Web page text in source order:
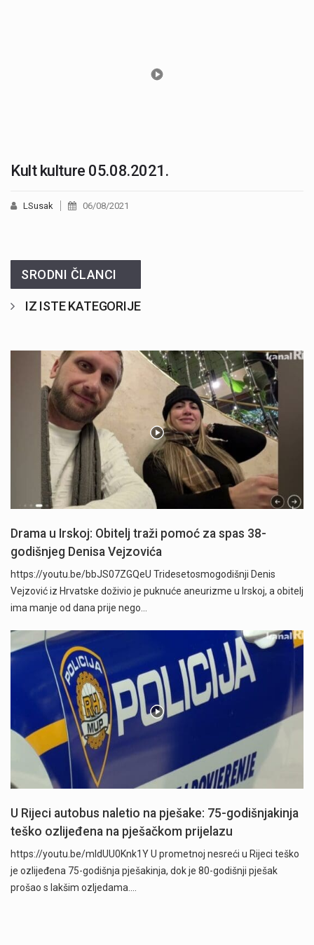
Kult kulture 05.08.2021.
LSusak 06/08/2021
SRODNI ČLANCI
IZ ISTE KATEGORIJE
Drama u Irskoj: Obitelj traži pomoć za spas 38-
godišnjeg Denisa Vejzovića
https://youtu.be/bbJS07ZGQeU Tridesetosmogodišnji Denis
Vejzović iz Hrvatske doživio je puknuće aneurizme u Irskoj, a obitelj
ima manje od dana prije nego…
U Rijeci autobus naletio na pješake: 75-godišnjakinja
teško ozlijeđena na pješačkom prijelazu
https://youtu.be/mldUU0Knk1Y U prometnoj nesreći u Rijeci teško
je ozlijeđena 75-godišnja pješakinja, dok je 80-godišnji pješak
prošao s lakšim ozljedama.…